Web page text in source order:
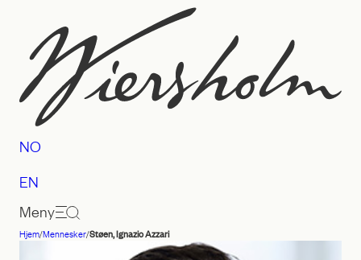
innhold
Advokatfirmaet
NO
EN
Meny
Hjem/Mennesker/Støen, Ignazio Azzari